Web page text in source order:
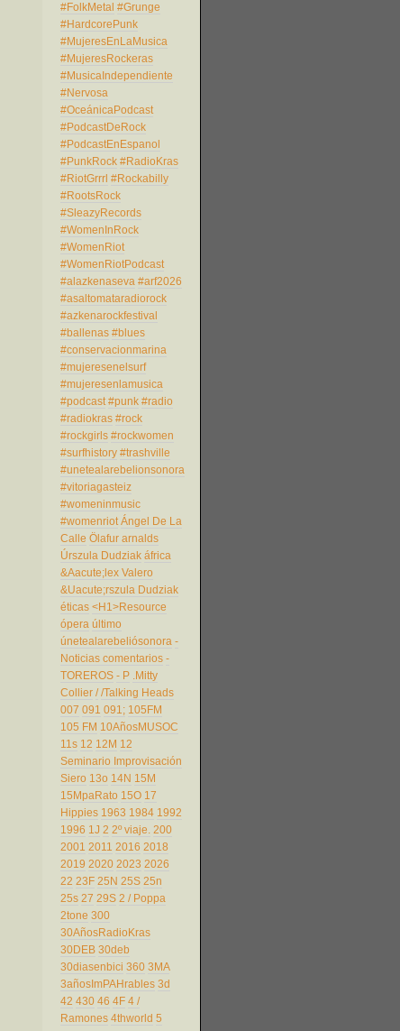
#FolkMetal #Grunge
#HardcorePunk
#MujeresEnLaMusica
#MujeresRockeras
#MusicaIndependiente
#Nervosa
#OceánicaPodcast
#PodcastDeRock
#PodcastEnEspanol
#PunkRock #RadioKras
#RiotGrrrl #Rockabilly
#RootsRock
#SleazyRecords
#WomenInRock
#WomenRiot
#WomenRiotPodcast
#alazkenaseva #arf2026
#asaltomataradiorock
#azkenarockfestival
#ballenas #blues
#conservacionmarina
#mujeresenelsurf
#mujeresenlamusica
#podcast #punk #radio
#radiokras #rock
#rockgirls #rockwomen
#surfhistory #trashville
#unetealarebelionsonora
#vitoriagasteiz
#womeninmusic
#womenriot Ángel De La
Calle Ölafur arnalds
Úrszula Dudziak áfrica
&Aacute;lex Valero
&Uacute;rszula Dudziak
éticas <H1>Resource
ópera último
únetealarebeliósonora -
Noticias comentarios -
TOREROS - P .Mitty
Collier / /Talking Heads
007 091 091; 105FM
105 FM 10AñosMUSOC
11s 12 12M 12
Seminario Improvisación
Siero 13o 14N 15M
15MpaRato 15O 17
Hippies 1963 1984 1992
1996 1J 2 2º viaje. 200
2001 2011 2016 2018
2019 2020 2023 2026
22 23F 25N 25S 25n
25s 27 29S 2 / Poppa
2tone 300
30AñosRadioKras
30DEB 30deb
30diasenbici 360 3MA
3añosImPAHrables 3d
42 430 46 4F 4 /
Ramones 4thworld 5